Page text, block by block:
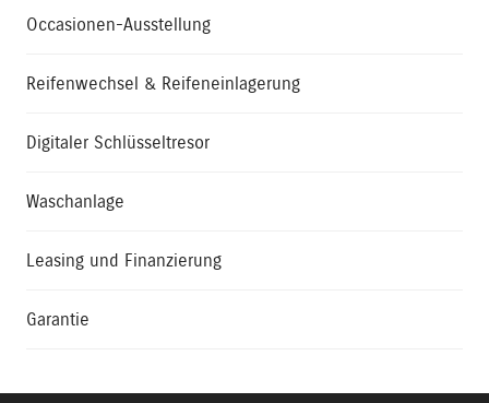
Occasionen-Ausstellung
Reifenwechsel & Reifeneinlagerung
Digitaler Schlüsseltresor
Waschanlage
Leasing und Finanzierung
Garantie